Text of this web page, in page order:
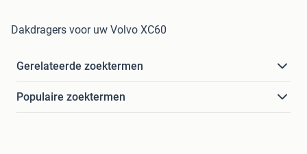
Dakdragers voor uw Volvo XC60
Gerelateerde zoektermen
Populaire zoektermen